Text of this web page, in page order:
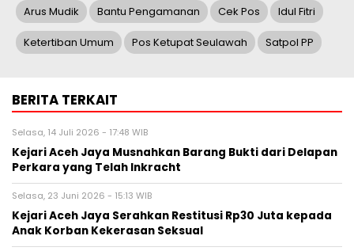
Arus Mudik Bantu Pengamanan Cek Pos Idul Fitri
Ketertiban Umum Pos Ketupat Seulawah Satpol PP
BERITA TERKAIT
Selasa, 14 Juli 2026 - 17:48 WIB
Kejari Aceh Jaya Musnahkan Barang Bukti dari Delapan
Perkara yang Telah Inkracht
Selasa, 23 Juni 2026 - 15:13 WIB
Kejari Aceh Jaya Serahkan Restitusi Rp30 Juta kepada
Anak Korban Kekerasan Seksual